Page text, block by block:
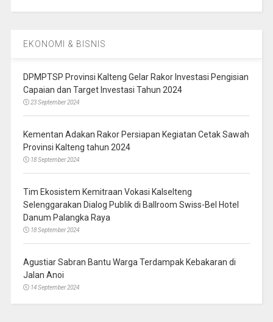
EKONOMI & BISNIS
DPMPTSP Provinsi Kalteng Gelar Rakor Investasi Pengisian
Capaian dan Target Investasi Tahun 2024
23 September 2024
Kementan Adakan Rakor Persiapan Kegiatan Cetak Sawah
Provinsi Kalteng tahun 2024
18 September 2024
Tim Ekosistem Kemitraan Vokasi Kalselteng
Selenggarakan Dialog Publik di Ballroom Swiss-Bel Hotel
Danum Palangka Raya
18 September 2024
Agustiar Sabran Bantu Warga Terdampak Kebakaran di
Jalan Anoi
14 September 2024